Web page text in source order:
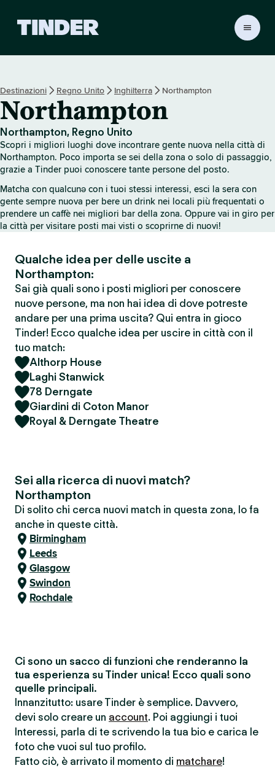
i
T
i
n
d
e
r
Destinazioni Regno Unito Inghilterra Northampton
Northampton
Northampton, Regno Unito
Scopri i migliori luoghi dove incontrare gente nuova nella città di
Northampton. Poco importa se sei della zona o solo di passaggio,
grazie a Tinder puoi conoscere tante persone del posto.
Matcha con qualcunə con i tuoi stessi interessi, esci la sera con
gente sempre nuova per bere un drink nei locali più frequentati o
prendere un caffè nei migliori bar della zona. Oppure vai in giro per
la città per visitare posti mai visti o scoprirne di nuovi!
Qualche idea per delle uscite a
Northampton:
Sai già quali sono i posti migliori per conoscere
nuove persone, ma non hai idea di dove potreste
andare per una prima uscita? Qui entra in gioco
Tinder! Ecco qualche idea per uscire in città con il
tuo match:
Althorp House
Laghi Stanwick
78 Derngate
Giardini di Coton Manor
Royal & Derngate Theatre
Sei alla ricerca di nuovi match?
Northampton
Di solito chi cerca nuovi match in questa zona, lo fa
anche in queste città.
Birmingham
Leeds
Glasgow
Swindon
Rochdale
Ci sono un sacco di funzioni che renderanno la
tua esperienza su Tinder unica! Ecco quali sono
quelle principali.
Innanzitutto: usare Tinder è semplice. Davvero,
devi solo creare un account. Poi aggiungi i tuoi
Interessi, parla di te scrivendo la tua bio e carica le
foto che vuoi sul tuo profilo.
Fatto ciò, è arrivato il momento di matchare!